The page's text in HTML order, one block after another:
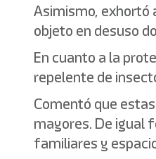
Asimismo, exhortó
objeto en desuso
En cuanto a la
repelente de
Comentó que
mayores. De igual
familiares y